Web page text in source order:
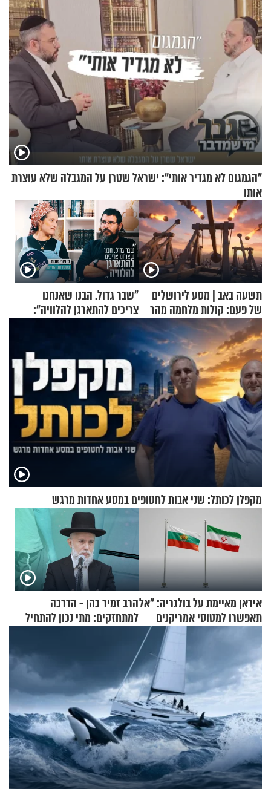
"הגמגום לא מגדיר אותי": ישראל שטרן על המגבלה שלא עוצרת
אותו
תשעה באב | מסע לירושלים
של פעם: קולות מלחמה מהר
הזיתים
"שבר גדול. הבנו שאנחנו
צריכים להתארגן להלוויה":
זוגיות במבחן, הפעם עם מרים
וגד דנינו
מקפלן לכותל: שני אבות לחטופים במסע אחדות מרגש
איראן מאיימת על בולגריה: "אל
תאפשרו למטוסי אמריקנים
להמריא מהשטח שלכם"
הרב זמיר כהן - הדרכה
למתחזקים: מתי נכון להתחיל